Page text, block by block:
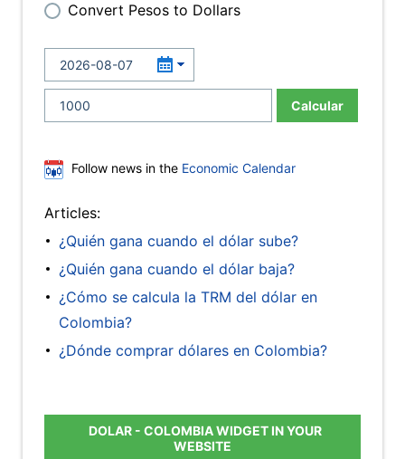
Convert Pesos to Dollars
Calcular
Follow news in the Economic Calendar
Articles:
¿Quién gana cuando el dólar sube?
¿Quién gana cuando el dólar baja?
¿Cómo se calcula la TRM del dólar en
Colombia?
¿Dónde comprar dólares en Colombia?
DOLAR - COLOMBIA WIDGET IN YOUR
WEBSITE